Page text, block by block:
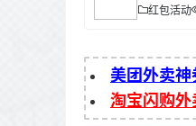
红包活动
美团外卖
淘宝闪购